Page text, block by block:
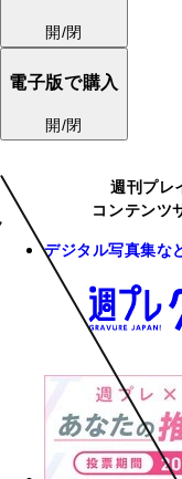
開/閉
電子版で購入
開/閉
週刊プレ
コンテンツ
デジタル写真集な